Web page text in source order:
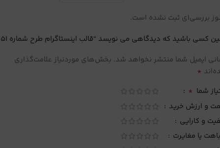
بررسی‌ای ثبت نشده است.
کسی باشید که دیدگاهی می نویسد “قالب اینستاگرام طرح شماره 51”
ایمیل شما منتشر نخواهد شد. بخش‌های موردنیاز علامت‌گذاری
*
شما *
و ارزش خرید
و کارایی
یا مغایرت